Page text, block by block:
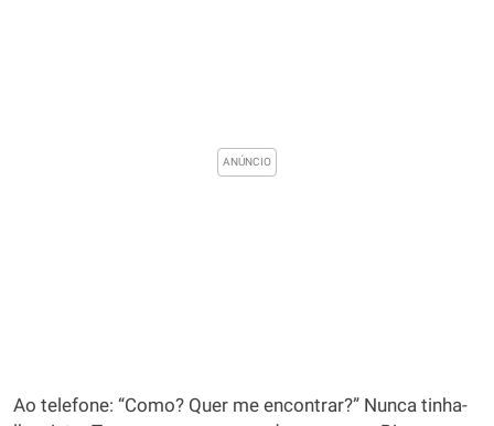
Ao telefone: “Como? Quer me encontrar?” Nunca tinha-